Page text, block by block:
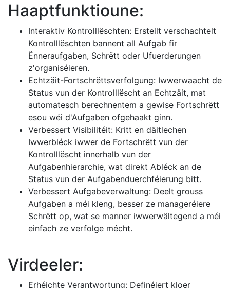
Haaptfunktioune:
Interaktiv Kontrolllëschten: Erstellt verschachtelt
Kontrolllëschten bannent all Aufgab fir
Ënneraufgaben, Schrëtt oder Ufuerderungen
z'organiséieren.
Echtzäit-Fortschrëttsverfolgung: Iwwerwaacht de
Status vun der Kontrolllëscht an Echtzäit, mat
automatesch berechnentem a gewise Fortschrëtt
esou wéi d'Aufgaben ofgehaakt ginn.
Verbessert Visibilitéit: Kritt en däitlechen
Iwwerbléck iwwer de Fortschrëtt vun der
Kontrolllëscht innerhalb vun der
Aufgabenhierarchie, wat direkt Abléck an de
Status vun der Aufgabenduerchféierung bitt.
Verbessert Aufgabeverwaltung: Deelt grouss
Aufgaben a méi kleng, besser ze manageréiere
Schrëtt op, wat se manner iwwerwältegend a méi
einfach ze verfolge mécht.
Virdeeler:
Erhéichte Verantwortung: Definéiert kloer